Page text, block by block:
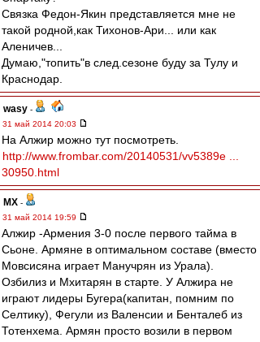
Связка Федон-Якин представляется мне не
такой родной,как Тихонов-Ари... или как
Аленичев...
Думаю,"топить"в след.сезоне буду за Тулу и
Краснодар.
wasy -
31 май 2014 20:03
На Алжир можно тут посмотреть.
http://www.frombar.com/20140531/vv5389e ...
30950.html
МХ -
31 май 2014 19:59
Алжир -Армения 3-0 после первого тайма в
Сьоне. Армяне в оптимальном составе (вместо
Мовсисяна играет Манучрян из Урала).
Озбилиз и Мхитарян в старте. У Алжира не
играют лидеры Бугера(капитан, помним по
Селтику), Фегули из Валенсии и Бенталеб из
Тотенхема. Армян просто возили в первом